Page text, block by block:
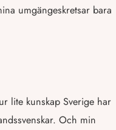
umgängeskretsar bara
lite kunskap Sverige har
Och min